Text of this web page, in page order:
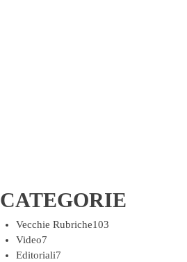
CATEGORIE
Vecchie Rubriche103
Video7
Editoriali7